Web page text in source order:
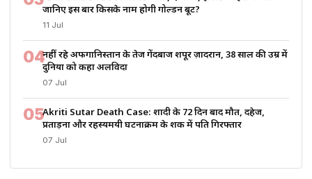
जानिए इस बार किसके नाम होगी गोल्डन बूट?
11 Jul
04नहीं रहे अफगानिस्तान के तेज गेंदबाज शपूर ज़ादरान, 38 साल की उम्र में
दुनिया को कहा अलविदा
07 Jul
05Akriti Sutar Death Case: शादी के 72 दिन बाद मौत, दहेज,
प्रताड़ना और रहस्यमयी घटनाक्रम के शक में पति गिरफ्तार
07 Jul